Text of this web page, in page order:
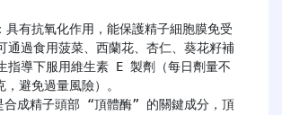
通過食用菠菜、西蘭花、杏仁、葵花籽補
指導下服用維生素 E 製劑（每日劑量不
避免過量風險）。